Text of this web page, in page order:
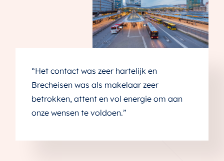
“Het contact was zeer hartelijk en
Brecheisen was als makelaar zeer
betrokken, attent en vol energie om aan
onze wensen te voldoen.”